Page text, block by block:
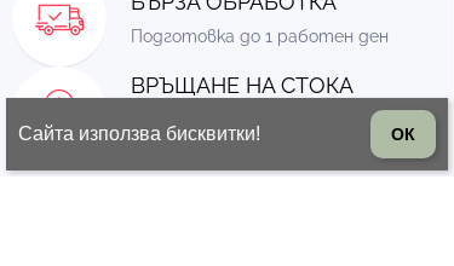
Подготовка до 1 работен ден
ВРЪЩАНЕ НА СТОКА
стоката
Сайта използва бисквитки! ОК